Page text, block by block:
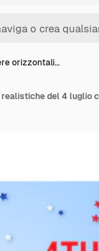
orizzontali…
del 4 luglio